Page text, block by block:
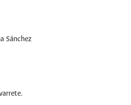
Sánchez